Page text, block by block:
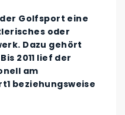
Golfsport eine
oder
Dazu gehört
2011 lief der
am
beziehungsweise